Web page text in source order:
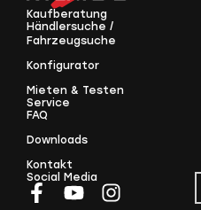
Kaufberatung
Händlersuche /
Fahrzeugsuche
Konfigurator
Mieten & Testen
Service
FAQ
Downloads
Kontakt
Social Media